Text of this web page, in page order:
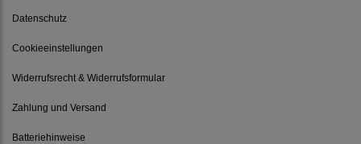
Datenschutz
Cookieeinstellungen
Widerrufsrecht & Widerrufsformular
Zahlung und Versand
Batteriehinweise